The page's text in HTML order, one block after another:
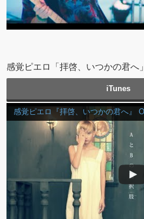
感覚ピエロ「拝啓、いつかの君へ」
iTunes